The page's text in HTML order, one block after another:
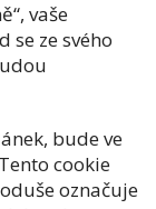
vaše
se ze svého
bude ve
cookie
označuje